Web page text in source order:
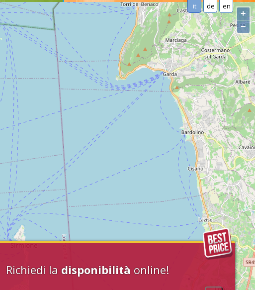
it de en
Richiedi la disponibilità online!
+
−